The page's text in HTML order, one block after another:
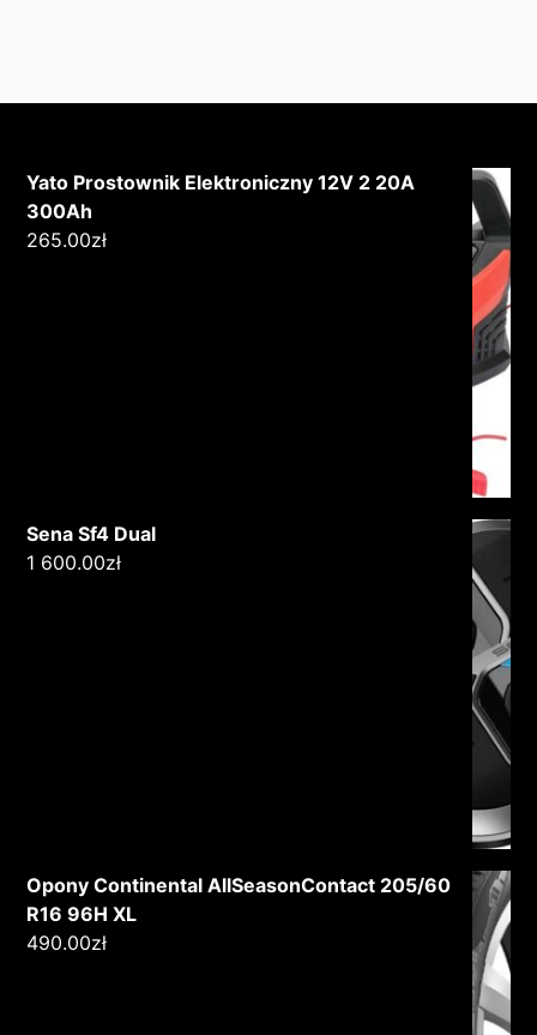
Yato Prostownik Elektroniczny 12V 2 20A
300Ah
265.00zł
Sena Sf4 Dual
1 600.00zł
Opony Continental AllSeasonContact 205/60
R16 96H XL
490.00zł